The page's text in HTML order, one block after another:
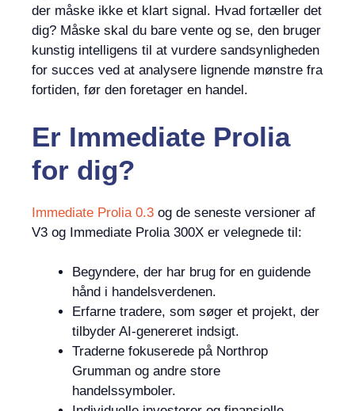
der måske ikke et klart signal. Hvad fortæller det
dig? Måske skal du bare vente og se, den bruger
kunstig intelligens til at vurdere sandsynligheden
for succes ved at analysere lignende mønstre fra
fortiden, før den foretager en handel.
Er Immediate Prolia
for dig?
Immediate Prolia 0.3 og de seneste versioner af
V3 og Immediate Prolia 300X er velegnede til:
Begyndere, der har brug for en guidende
hånd i handelsverdenen.
Erfarne tradere, som søger et projekt, der
tilbyder AI-genereret indsigt.
Traderne fokuserede på Northrop
Grumman og andre store
handelssymboler.